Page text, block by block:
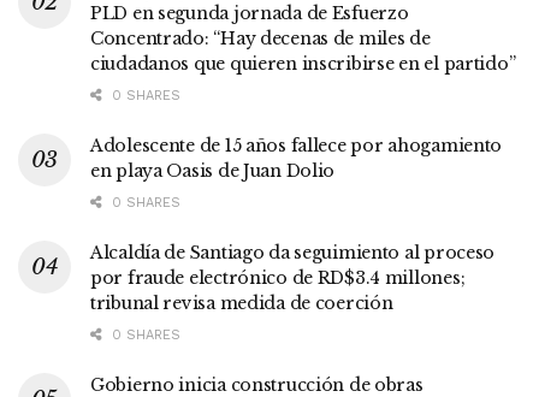
PLD en segunda jornada de Esfuerzo
Concentrado: “Hay decenas de miles de
ciudadanos que quieren inscribirse en el partido”
0 SHARES
Adolescente de 15 años fallece por ahogamiento
en playa Oasis de Juan Dolio
0 SHARES
Alcaldía de Santiago da seguimiento al proceso
por fraude electrónico de RD$3.4 millones;
tribunal revisa medida de coerción
0 SHARES
Gobierno inicia construcción de obras